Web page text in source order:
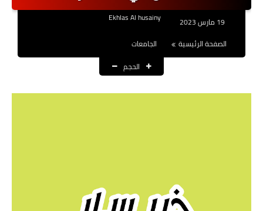
نتائج التعيينات
الرواتب والقروض
الرواتب
اخبار العراق
Ekhlas Al husainy
الصفحة الرئيسية
الجامعات
الحجم